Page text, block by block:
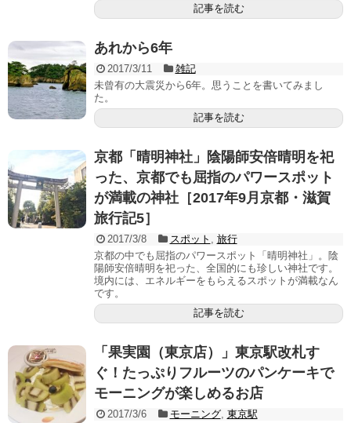
記事を読む
あれから6年
2017/3/11
雑記
未曾有の大震災から6年。思うことを書いてみまし
た。
記事を読む
京都「晴明神社」陰陽師安倍晴明を祀
った、京都でも屈指のパワースポット
が満載の神社［2017年9月京都・滋賀
旅行記5］
2017/3/8 スポット
旅行
京都の中でも屈指のパワースポット「晴明神社」。陰
陽師安倍晴明を祀った、全国的にも珍しい神社です。
境内には、エネルギーをもらえるスポットが満載なん
です。
記事を読む
「果実園（東京店）」東京駅改札す
ぐ！たっぷりフルーツのパンケーキで
モーニングが楽しめるお店
2017/3/6 モーニング, 東京駅